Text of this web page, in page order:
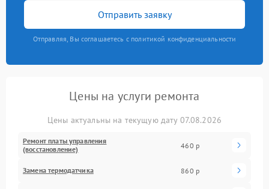
Отправить заявку
Отправляя, Вы соглашаетесь с политикой конфиденциальности
Цены на услуги ремонта
Цены актуальны на текущую дату 07.08.2026
Ремонт платы управления
(восстановление)
460 р
Замена термодатчика 860 р